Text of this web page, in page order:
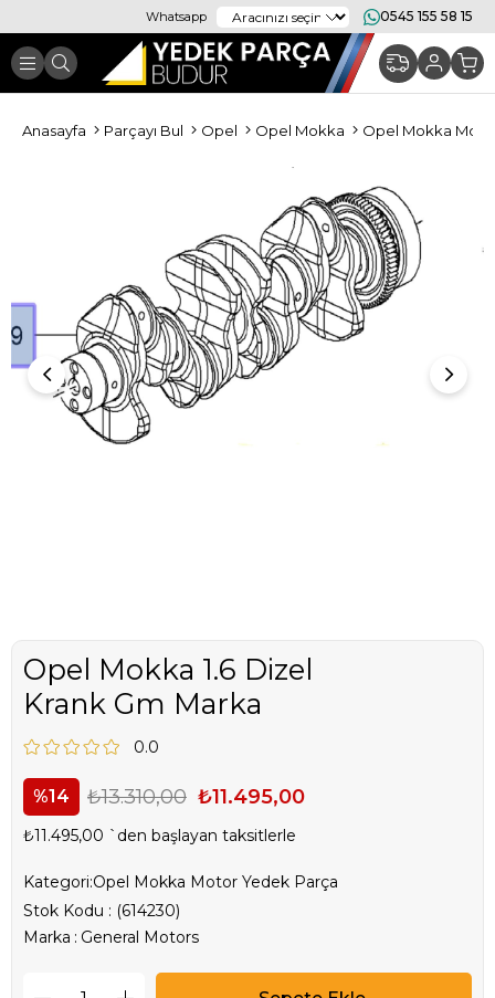
Whatsapp 0545 155 58 15
Anasayfa Parçayı Bul Opel Opel Mokka Opel Mokka
Opel Mokka 1.6 Dizel
Krank Gm Marka
0.0
14 ₺13.310,00 ₺11.495,00
₺11.495,00 `den başlayan taksitlerle
Kategori:Opel Mokka Motor Yedek Parça
Stok Kodu
(614230)
Marka : General Motors